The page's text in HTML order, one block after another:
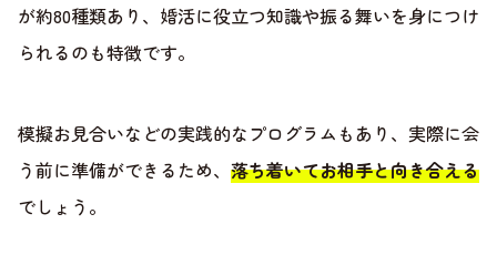
が約80種類あり、婚活に役立つ知識や振る舞いを身につけ
られるのも特徴です。
模擬お見合いなどの実践的なプログラムもあり、実際に会
う前に準備ができるため、 落ち着いてお相手と向き合える
でしょう。